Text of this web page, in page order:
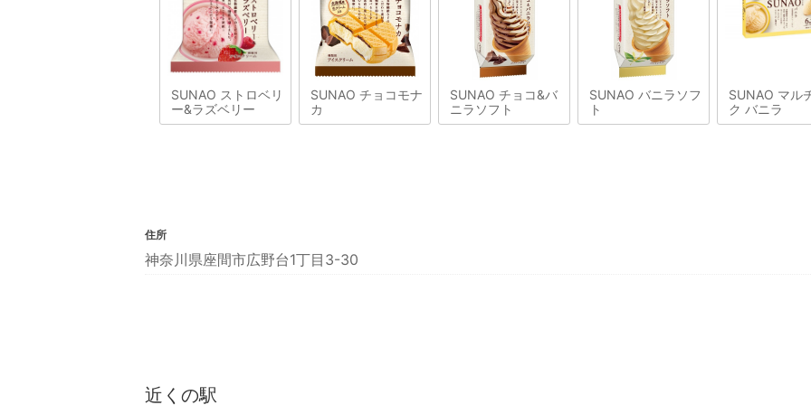
SUNAO ストロベリ
ー&ラズベリー
SUNAO チョコモナ
カ
SUNAO チョコ&バ
ニラソフト
SUNAO バニラソフ
ト
SUNAO マル
ク バニラ
住所
神奈川県座間市広野台1丁目3-30
近くの駅